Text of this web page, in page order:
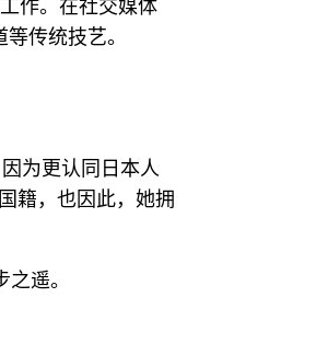
作。在社交媒体
传统技艺。
为更认同日本人
籍，也因此，她拥
遥。